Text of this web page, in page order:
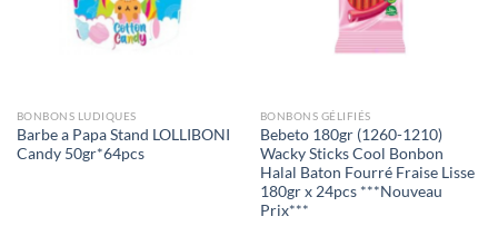
BONBONS LUDIQUES
Barbe a Papa Stand LOLLIBONI
Candy 50gr*64pcs
BONBONS GÉLIFIÉS
Bebeto 180gr (1260-1210)
Wacky Sticks Cool Bonbon
Halal Baton Fourré Fraise Lisse
180gr x 24pcs ***Nouveau
Prix***